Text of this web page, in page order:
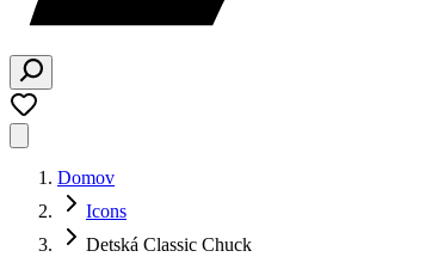
Domov
Icons
Detská Classic Chuck